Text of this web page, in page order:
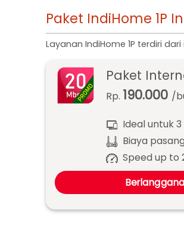
Paket IndiHome 1P
Layanan IndiHome 1P terdiri
Paket
Rp. 190.000 /
Ideal untuk
Biaya
Speed up to